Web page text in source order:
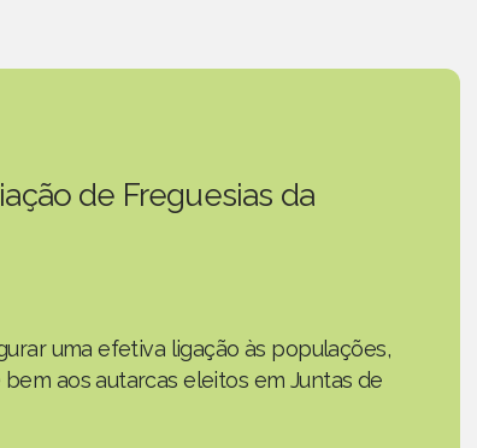
de Freguesias da
uma efetiva ligação às populações,
aos autarcas eleitos em Juntas de